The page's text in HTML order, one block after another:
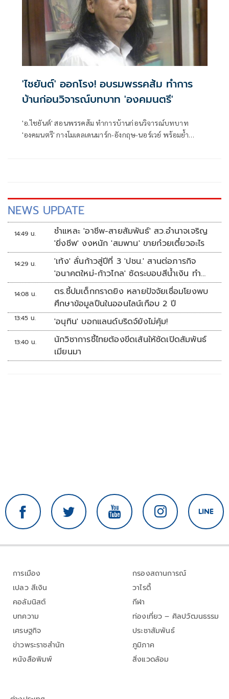
'ไชยันต์' ออกโรง! อบรมพรรคส้ม ทำการ
บ้านก่อนวิจารณ์บทบาท 'องคมนตรี'
'อ.ไชยันต์' สอนพรรคส้ม ทำการบ้านก่อนวิจารณ์บทบาท
'องคมนตรี' กางโมเดลเดนมาร์ก-อังกฤษ-นอร์เวย์ พร้อมย้ำ
NEWS UPDATE
14:49 น.
ชำแหละ 'อาชีพ-สายสัมพันธ์' สว.อำนาจเจริญ
'ยิ่งชีพ' งงหนัก 'สมพาน' ขายก๋วยเตี๋ยวอะไร
14:29 น.
'เท้ง' ลั่นก้าวสู่ปีที่ 3 'ปชน.' สานต่อภารกิจ
'อนาคตใหม่-ก้าวไกล' ซัดระบอบสีน้ำเงิน ทำ
หลักนิติรัฐ-นิติธรรมสั่นคลอน
14:08 น.
ตร.ชี้ปมเด็กกราดยิง หลายปัจจัยเชื่อมโยงพบ
ศึกษาข้อมูลปืนในออนไลน์เกือบ 2 ปี
13:45 น. 'อนุทิน' บอกแลนด์บริดจ์ยังไม่คุ้ม!
13:40 น.
นักวิชาการชี้ไทยต้องขีดเส้นให้ชัดเปิดสัมพันธ์
เมียนมา
การเมือง
เปลว สีเงิน
คอลัมนิสต์
บทความ
เศรษฐกิจ
ข่าวพระราชสำนัก
หนังสือพิมพ์
กรองสถานการณ์
วาไรตี้
กีฬา
ท่องเที่ยว – ศิลปวัฒนธรรม
ประชาสัมพันธ์
ภูมิภาค
สิ่งแวดล้อม